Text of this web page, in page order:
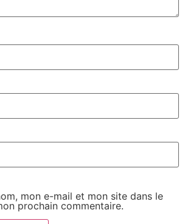
mon e-mail et mon site dans le
prochain commentaire.